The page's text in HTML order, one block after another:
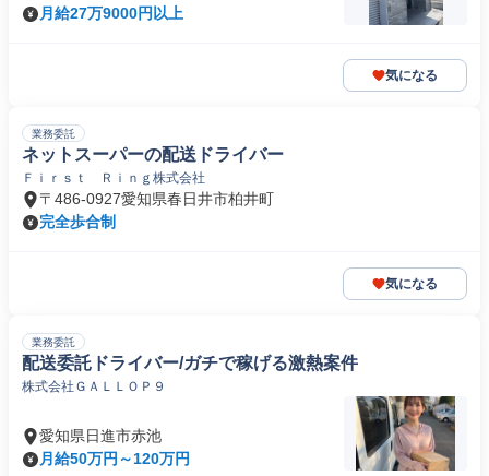
月給27万9000円以上
気になる
業務委託
ネットスーパーの配送ドライバー
Ｆｉｒｓｔ Ｒｉｎｇ株式会社
〒486-0927愛知県春日井市柏井町
完全歩合制
気になる
業務委託
配送委託ドライバー/ガチで稼げる激熱案件
株式会社ＧＡＬＬＯＰ９
愛知県日進市赤池
月給50万円～120万円